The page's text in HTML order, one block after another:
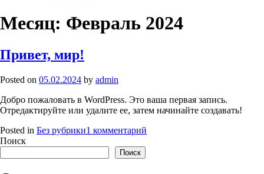
Месяц: Февраль 2024
Привет, мир!
Posted on 05.02.2024 by admin
Добро пожаловать в WordPress. Это ваша первая запись.
Отредактируйте или удалите ее, затем начинайте создавать!
Posted in Без рубрики1 комментарий
Поиск
Поиск